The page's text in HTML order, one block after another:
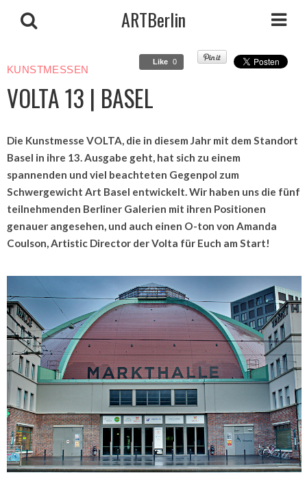
Like 0
KUNSTMESSEN
VOLTA 13 | BASEL
Die Kunstmesse VOLTA, die in diesem Jahr mit dem Standort
Basel in ihre 13. Ausgabe geht, hat sich zu einem
spannenden und viel beachteten Gegenpol zum
Schwergewicht Art Basel entwickelt. Wir haben uns die fünf
teilnehmenden Berliner Galerien mit ihren Positionen
genauer angesehen, und auch einen O-ton von Amanda
Coulson, Artistic Director der Volta für Euch am Start!
ARTBerlin